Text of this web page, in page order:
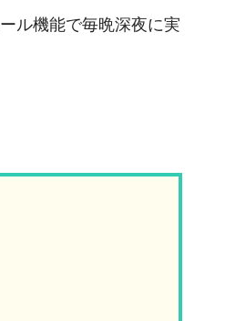
ル機能で毎晩深夜に実